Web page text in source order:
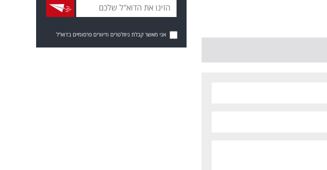
אני מאשר קבלת ניוזלטרים ודיוורים פרסומיים בדוא"ל